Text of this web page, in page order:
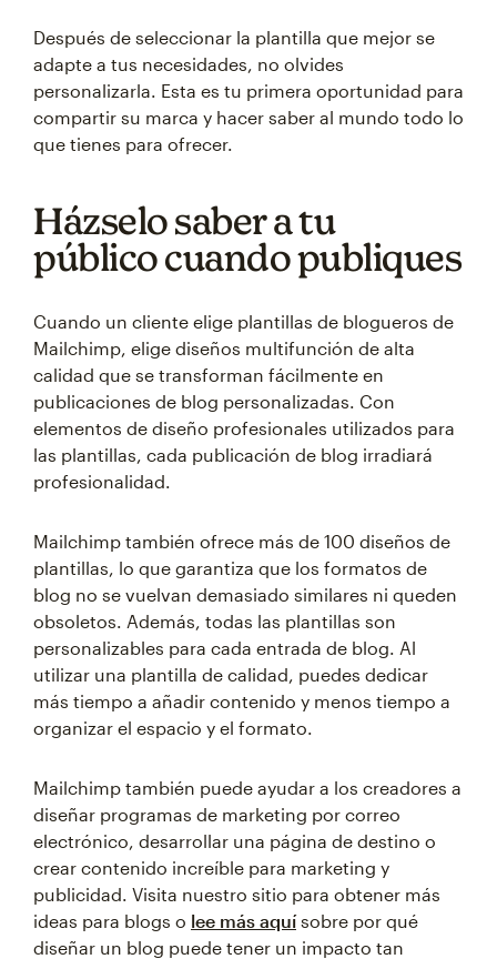
Después de seleccionar la plantilla que mejor se
adapte a tus necesidades, no olvides
personalizarla. Esta es tu primera oportunidad para
compartir su marca y hacer saber al mundo todo lo
que tienes para ofrecer.
Házselo saber a tu
público cuando publiques
Cuando un cliente elige plantillas de blogueros de
Mailchimp, elige diseños multifunción de alta
calidad que se transforman fácilmente en
publicaciones de blog personalizadas. Con
elementos de diseño profesionales utilizados para
las plantillas, cada publicación de blog irradiará
profesionalidad.
Mailchimp también ofrece más de 100 diseños de
plantillas, lo que garantiza que los formatos de
blog no se vuelvan demasiado similares ni queden
obsoletos. Además, todas las plantillas son
personalizables para cada entrada de blog. Al
utilizar una plantilla de calidad, puedes dedicar
más tiempo a añadir contenido y menos tiempo a
organizar el espacio y el formato.
Mailchimp también puede ayudar a los creadores a
diseñar programas de marketing por correo
electrónico, desarrollar una página de destino o
crear contenido increíble para marketing y
publicidad. Visita nuestro sitio para obtener más
ideas para blogs o lee más aquísobre por qué
diseñar un blog puede tener un impacto tan